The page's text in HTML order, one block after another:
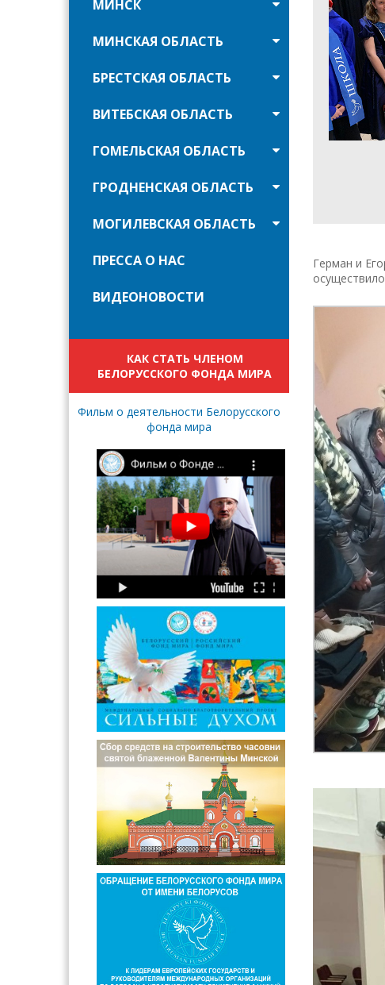
МИНСК
МИНСКАЯ ОБЛАСТЬ
БРЕСТСКАЯ ОБЛАСТЬ
ВИТЕБСКАЯ ОБЛАСТЬ
ГОМЕЛЬСКАЯ ОБЛАСТЬ
ГРОДНЕНСКАЯ ОБЛАСТЬ
МОГИЛЕВСКАЯ ОБЛАСТЬ
ПРЕССА О НАС
ВИДЕОНОВОСТИ
КАК СТАТЬ ЧЛЕНОМ
БЕЛОРУССКОГО ФОНДА МИРА
Фильм о деятельности Белорусского
фонда мира
Герман и